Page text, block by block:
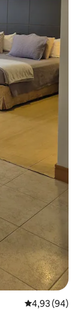
4,93 de uma
4,93 (94)